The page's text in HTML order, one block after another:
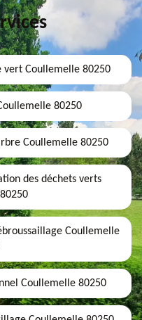
vert Coullemelle 80250
80250
Coullemelle 80250
des déchets verts
Coullemelle
Coullemelle 80250